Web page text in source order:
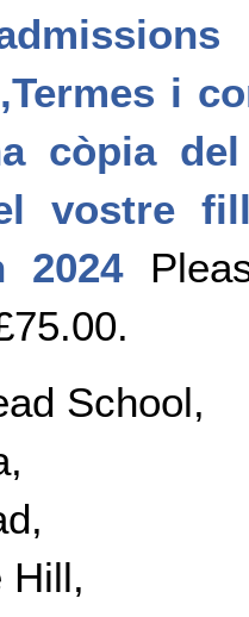
i
còpia
vostre
2024
School,
Hill,